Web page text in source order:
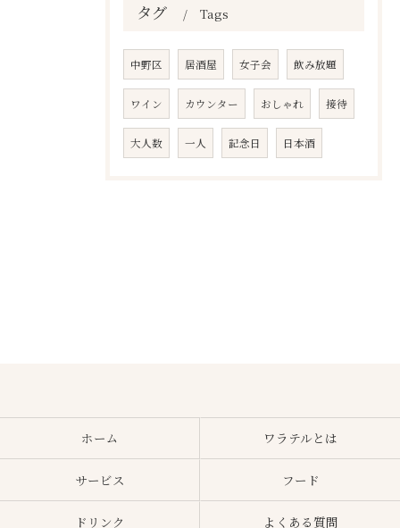
タグ Tags
中野区 居酒屋 女子会 飲み放題
ワイン カウンター おしゃれ 接待
大人数 一人 記念日 日本酒
ホーム ワラテルとは
サービス フード
ドリンク よくある質問